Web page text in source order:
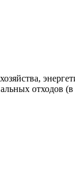
отходов